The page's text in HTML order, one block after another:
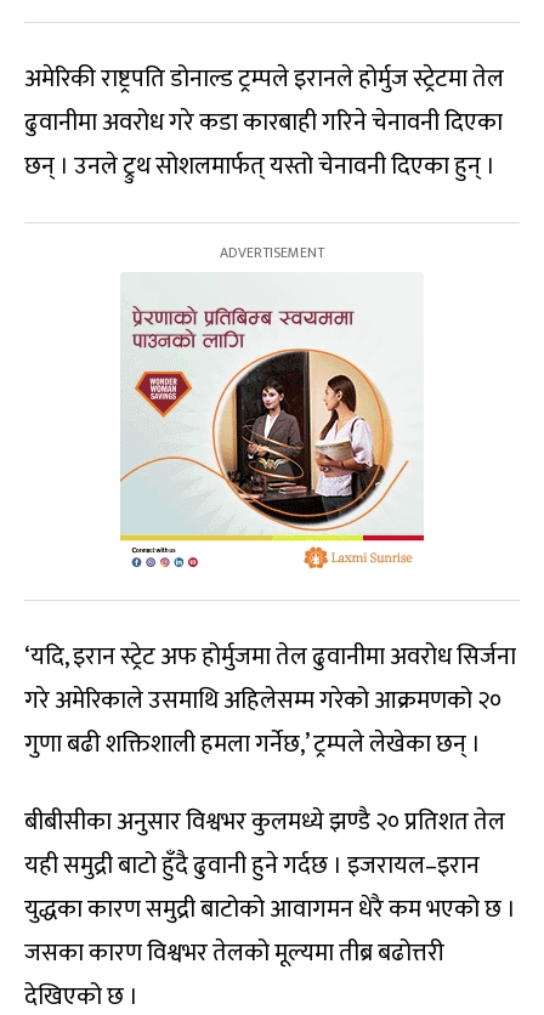
अमेरिकी राष्ट्रपति डोनाल्ड ट्रम्पले इरानले होर्मुज स्ट्रेटमा तेल
ढुवानीमा अवरोध गरे कडा कारबाही गरिने चेनावनी दिएका
छन् । उनले ट्रुथ सोशलमार्फत् यस्तो चेनावनी दिएका हुन् ।
‘यदि, इरान स्ट्रेट अफ होर्मुजमा तेल ढुवानीमा अवरोध सिर्जना
गरे अमेरिकाले उसमाथि अहिलेसम्म गरेको आक्रमणको २०
गुणा बढी शक्तिशाली हमला गर्नेछ,’ ट्रम्पले लेखेका छन् ।
बीबीसीका अनुसार विश्वभर कुलमध्ये झण्डै २० प्रतिशत तेल
यही समुद्री बाटो हुँदै ढुवानी हुने गर्दछ । इजरायल–इरान
युद्धका कारण समुद्री बाटोको आवागमन धेरै कम भएको छ ।
जसका कारण विश्वभर तेलको मूल्यमा तीब्र बढोत्तरी
देखिएको छ ।